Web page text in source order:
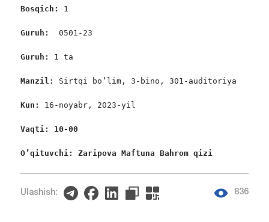
Bosqich: 1
Guruh: 0501-23
Guruh: 1 ta
Manzil: Sirtqi bo‘lim, 3-bino, 301-auditoriya
Kun: 16-noyabr, 2023-yil
Vaqti: 10-00
O’qituvchi: Zaripova Maftuna Bahrom qizi
Ulashish: 836